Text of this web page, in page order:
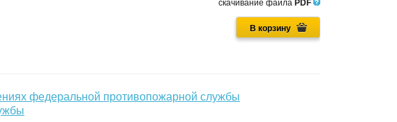
скачивание файла PDF
В корзину
федеральной противопожарной службы